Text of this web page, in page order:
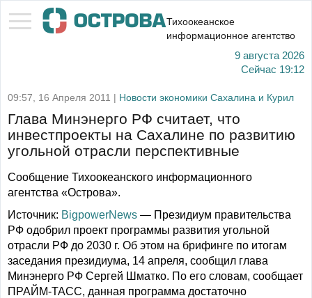
Тихоокеанское
информационное агентство
9 августа 2026
Сейчас 19:12
09:57, 16 Апреля 2011 | Новости экономики Сахалина и Курил
Глава Минэнерго РФ считает, что
инвестпроекты на Сахалине по развитию
угольной отрасли перспективные
Сообщение Тихоокеанского информационного
агентства «Острова».
Источник: BigpowerNews — Президиум правительства
РФ одобрил проект программы развития угольной
отрасли РФ до 2030 г. Об этом на брифинге по итогам
заседания президиума, 14 апреля, сообщил глава
Минэнерго РФ Сергей Шматко. По его словам, сообщает
ПРАЙМ-ТАСС, данная программа достаточно